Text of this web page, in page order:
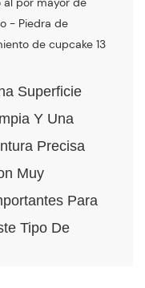
De
Superficie
Y Una
Precisa
Muy
Para
Tipo De